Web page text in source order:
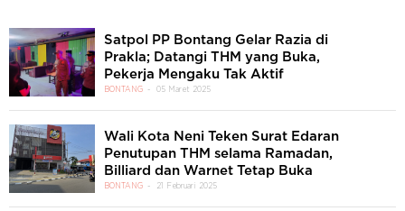
Satpol PP Bontang Gelar Razia di
Prakla; Datangi THM yang Buka,
Pekerja Mengaku Tak Aktif
BONTANG 05 Maret 2025
Wali Kota Neni Teken Surat Edaran
Penutupan THM selama Ramadan,
Billiard dan Warnet Tetap Buka
BONTANG 21 Februari 2025